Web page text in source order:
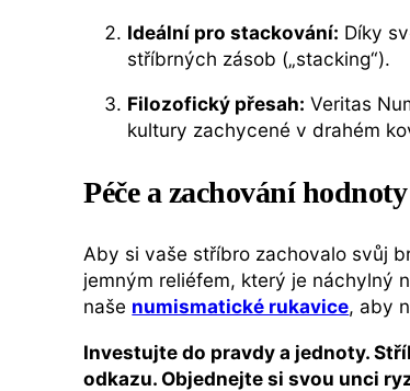
Ideální pro stackování: Díky
stříbrných zásob („stacking“).
Filozofický přesah: Veritas
kultury zachycené v drahém
Péče a zachování hodnoty
Aby si vaše stříbro zachovalo svůj
jemným reliéfem, který je náchylný
naše numismatické rukavice, aby
Investujte do pravdy a jednoty.
odkazu. Objednejte si svou unci